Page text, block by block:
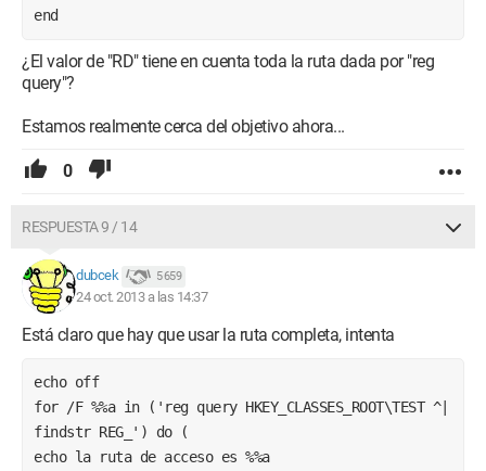
end
¿El valor de "RD" tiene en cuenta toda la ruta dada por "reg
query"?
Estamos realmente cerca del objetivo ahora...
0
RESPUESTA 9 / 14
dubcek 5 659
24 oct. 2013 a las 14:37
Está claro que hay que usar la ruta completa, intenta
echo off
for /F %%a in ('reg query HKEY_CLASSES_ROOT\TEST ^|
findstr REG_') do (
echo la ruta de acceso es %%a